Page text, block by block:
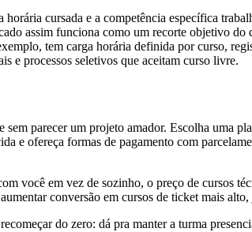
cursada e a competência específica
assim funciona como um recorte objetivo do
tem carga horária definida por curso,
e processos seletivos que aceitam curso livre.
parecer um projeto amador. Escolha uma
e ofereça formas de pagamento com
você em vez de sozinho, o preço de cursos
conversão em cursos de ticket mais
do zero: dá pra manter a turma